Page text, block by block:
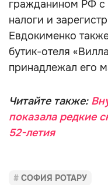
гражданином РФ с
налоги и
Евдокименко
бутик-отеля
принадлежал его
Читайте также:
показала редкие
52-летия
СОФИЯ РОТАРУ